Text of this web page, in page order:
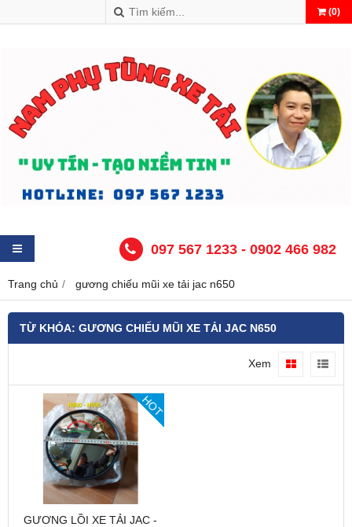
(0)
097 567 1233 - 0902 466 982
Trang chủ gương chiếu mũi xe tải jac n650
TỪ KHÓA: GƯƠNG CHIẾU MŨI XE TẢI JAC N650
Xem
HOT
GƯƠNG LỒI XE TẢI JAC -